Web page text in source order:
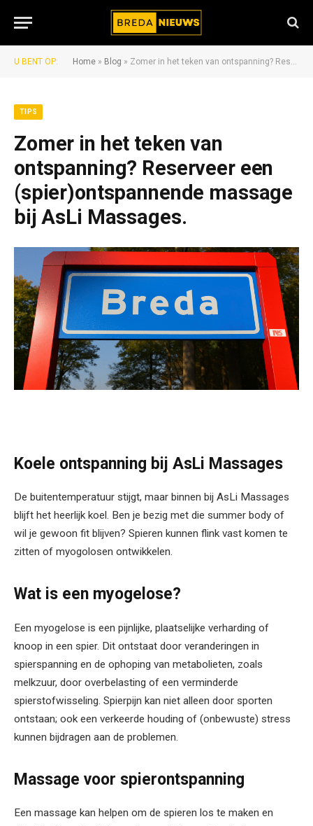
U BENT OP: Home » Blog » Zomer in het teken van ontspanning? Reserveer een (spier)ontspannende massage bij AsLi Massages.
TIPS
Zomer in het teken van
ontspanning? Reserveer een
(spier)ontspannende massage
bij AsLi Massages.
Koele ontspanning bij AsLi Massages
De buitentemperatuur stijgt, maar binnen bij AsLi Massages
blijft het heerlijk koel. Ben je bezig met die summer body of
wil je gewoon fit blijven? Spieren kunnen flink vast komen te
zitten of myogolosen ontwikkelen.
Wat is een myogelose?
Een myogelose is een pijnlijke, plaatselijke verharding of
knoop in een spier. Dit ontstaat door veranderingen in
spierspanning en de ophoping van metabolieten, zoals
melkzuur, door overbelasting of een verminderde
spierstofwisseling. Spierpijn kan niet alleen door sporten
ontstaan; ook een verkeerde houding of (onbewuste) stress
kunnen bijdragen aan de problemen.
Massage voor spierontspanning
Een massage kan helpen om de spieren los te maken en